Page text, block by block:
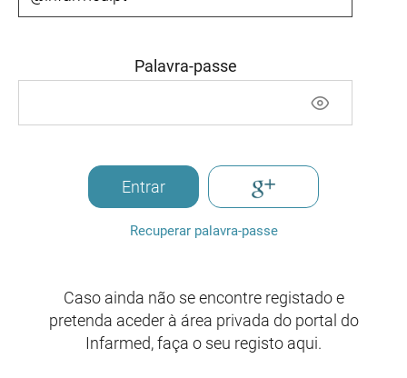
Palavra-passe
Entrar
Recuperar palavra-passe
Caso ainda não se encontre registado e
pretenda aceder à área privada do portal do
Infarmed, faça o seu registo aqui.